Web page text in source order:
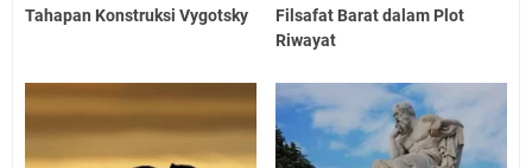
Tahapan Konstruksi Vygotsky
Filsafat Barat dalam Plot
Riwayat